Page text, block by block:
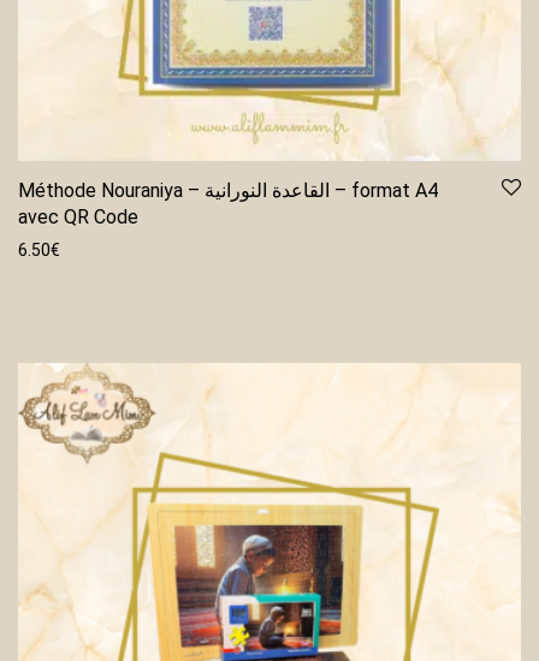
Méthode Nouraniya – القاعدة النورانية – format A4
avec QR Code
6.50€